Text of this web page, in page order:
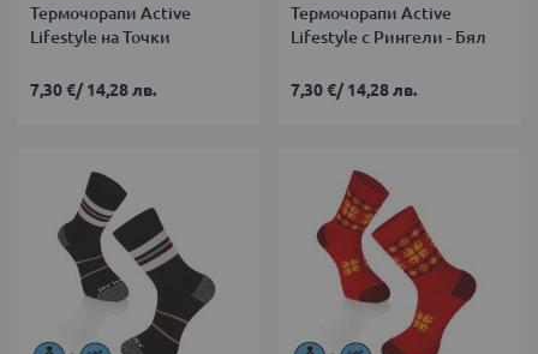
Термочорапи Active
Lifestyle на Точки
7,30 €/14,28 лв.
Термочорапи Active
Lifestyle с Рингели - Бял
7,30 €/14,28 лв.